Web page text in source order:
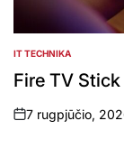
POSTED
IN
IT TECHNIKA
Fire TV
on
7 rugpjūčio,